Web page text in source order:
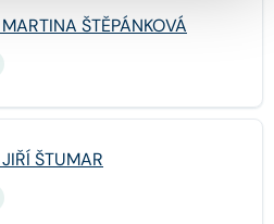
ŠTĚPÁNKOVÁ
ŠTUMAR